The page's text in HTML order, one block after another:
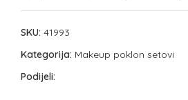
SKU: 41993
Kategorija: Makeup poklon setovi
Podijeli: